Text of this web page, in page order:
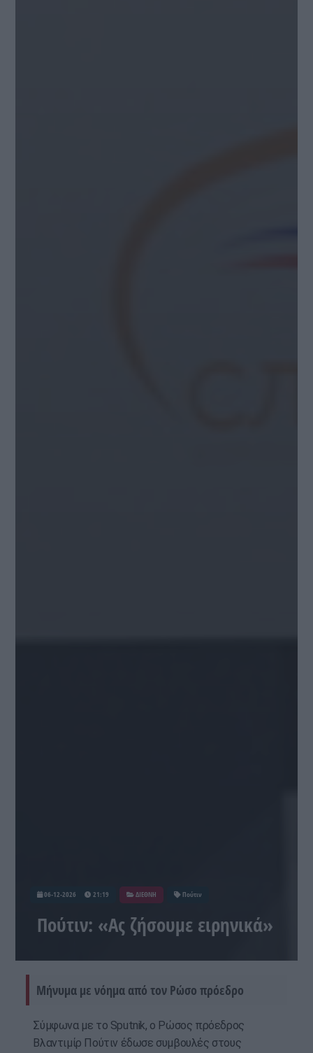
06-12-2026 21:19 ΔΙΕΘΝΗ Πούτιν
Πούτιν: «Ας ζήσουμε ειρηνικά»
Μήνυμα με νόημα από τον Ρώσο πρόεδρο
Σύμφωνα με το Sputnik, ο Ρώσος πρόεδρος
Βλαντιμίρ Πούτιν έδωσε συμβουλές στους